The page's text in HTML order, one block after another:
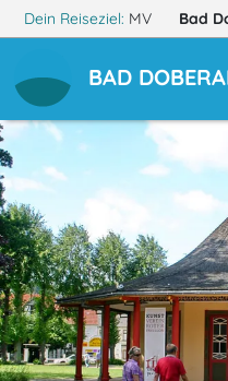
Dein Reiseziel: MV Bad
BAD